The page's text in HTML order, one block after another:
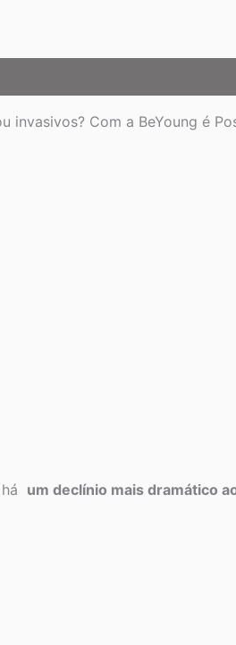
invasivos? Com a BeYoung é
um declínio mais dramático